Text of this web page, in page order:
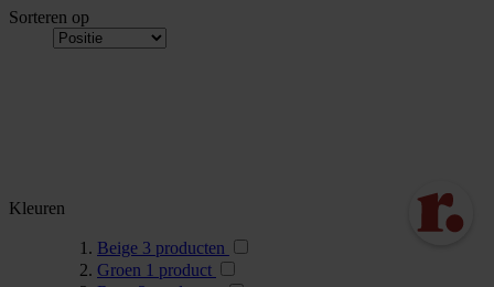
Sorteren op
Kleuren
Beige 3 producten
Groen 1 product